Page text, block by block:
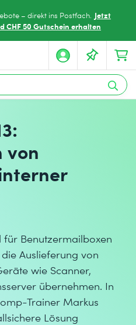
– direkt ins Postfach. Jetzt
CHF 50 Gutschein erhalten
von
Benutzermailboxen
Auslieferung von
wie Scanner,
übernehmen. In
Trainer Markus
Lösung